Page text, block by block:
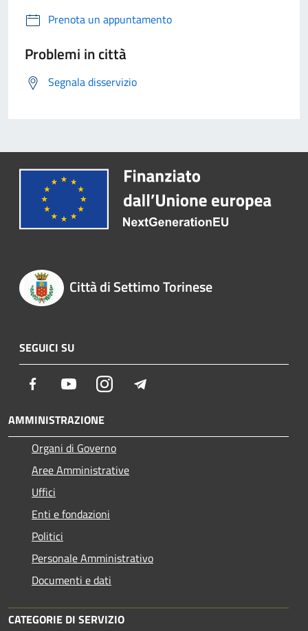
Prenota un appuntamento
Problemi in città
Segnala disservizio
Città di Settimo Torinese
SEGUICI SU
Facebook YoutubeInstagram
AMMINISTRAZIONE
Organi di Governo
Aree Amministrative
Uffici
Enti e fondazioni
Politici
Personale Amministrativo
Documenti e dati
CATEGORIE DI SERVIZIO